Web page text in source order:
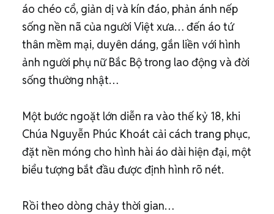
áo chéo cổ, giản dị và kín đáo, phản ánh nếp
sống nền nã của người Việt xưa… đến áo tứ
thân mềm mại, duyên dáng, gắn liền với hình
ảnh người phụ nữ Bắc Bộ trong lao động và đời
sống thường nhật…
Một bước ngoặt lớn diễn ra vào thế kỷ 18, khi
Chúa Nguyễn Phúc Khoát cải cách trang phục,
đặt nền móng cho hình hài áo dài hiện đại, một
biểu tượng bắt đầu được định hình rõ nét.
Rồi theo dòng chảy thời gian…